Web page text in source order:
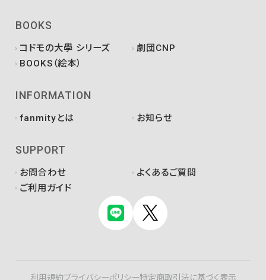
BOOKS
コドモの大學 シリーズ
劇団CNP
BOOKS（絵本）
INFORMATION
fanmityとは お知らせ
SUPPORT
お問合わせ
よくあるご質問
ご利用ガイド
利用規約プライバシーポリシー特定商取引法に基づく表示